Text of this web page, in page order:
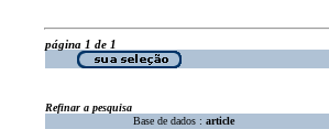
página 1 de 1
Refinar a pesquisa
Base de dados : article